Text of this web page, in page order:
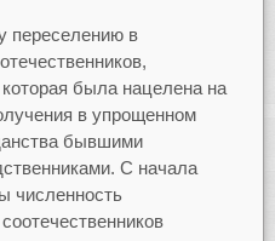
переселению в
была нацелена на
в упрощенном
бывшими
С начала
численность